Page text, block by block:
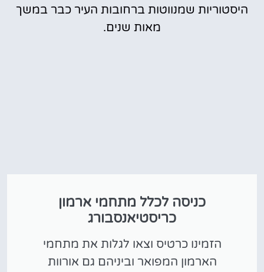
היסטוריות שמנווטות ברחובות העיר כבר במשך
מאות שנים.
כניסה לכלל מתחמי ארמון
כריסטיאנסבורג
הזמינו כרטיס וצאו לגלות את מתחמי
הארמון המפואר וביניהם גם אורוות